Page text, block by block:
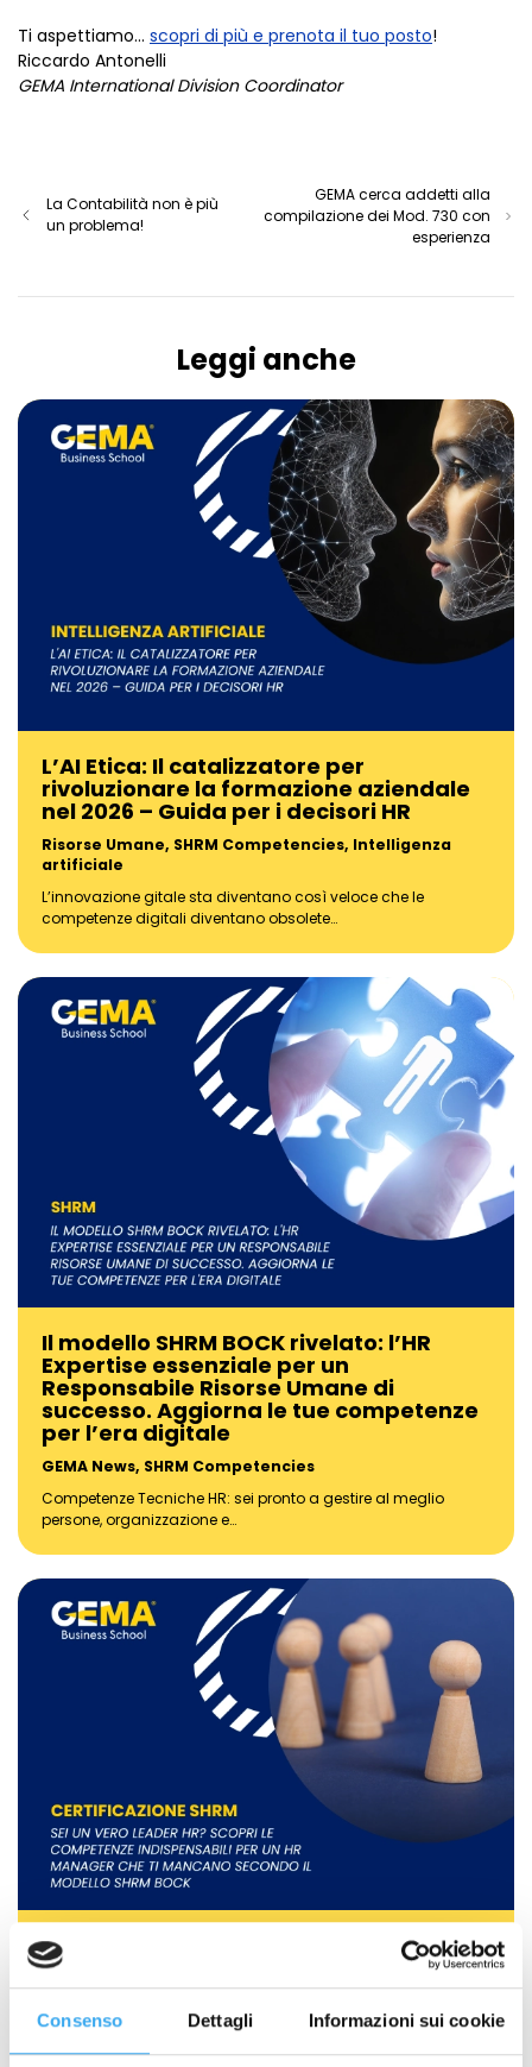
Consenso Dettagli Informazioni sui cookie
Ti aspettiamo… scopri di più e prenota il tuo posto!
Riccardo Antonelli
GEMA International Division Coordinator
La Contabilità non è più
un problema!
GEMA cerca addetti alla
compilazione dei Mod. 730 con
esperienza
Leggi anche
L’AI Etica: Il catalizzatore per
rivoluzionare la formazione aziendale
nel 2026 – Guida per i decisori HR
Risorse Umane, SHRM Competencies, Intelligenza
artificiale
L’innovazione gitale sta diventano così veloce che le
competenze digitali diventano obsolete…
Il modello SHRM BOCK rivelato: l’HR
Expertise essenziale per un
Responsabile Risorse Umane di
successo. Aggiorna le tue competenze
per l’era digitale
GEMA News, SHRM Competencies
Competenze Tecniche HR: sei pronto a gestire al meglio
persone, organizzazione e…
Sei un Vero Leader HR? Scopri le
competenze indispensabili per un HR
manager che ti mancano (o che hai
già!) secondo il modello SHRM BOCK